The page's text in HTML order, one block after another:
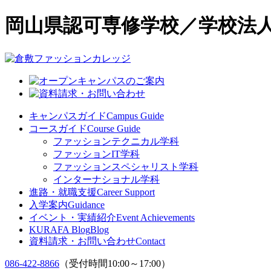
岡山県認可専修学校／学校法
キャンパスガイドCampus Guide
コースガイドCourse Guide
ファッションテクニカル学科
ファッションIT学科
ファッションスペシャリスト学科
インターナショナル学科
進路・就職支援Career Support
入学案内Guidance
イベント・実績紹介Event Achievements
KURAFA BlogBlog
資料請求・お問い合わせContact
086-422-8866 （受付時間10:00～17:00）